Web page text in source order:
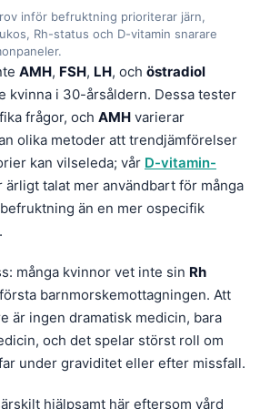
inför befruktning prioriterar järn,
Rh-status och D-vitamin snarare
AMH, FSH, LH, och östradiol
kvinna i 30-årsåldern. Dessa tester
frågor, och AMH varierar
olika metoder att trendjämförelser
kan vilseleda; vår D-vitamin-
ärligt talat mer användbart för många
än en mer ospecifik
många kvinnor vet inte sin Rh
barnmorskemottagningen. Att
är ingen dramatisk medicin, bara
och det spelar störst roll om
under graviditet eller efter missfall.
hjälpsamt här eftersom vård